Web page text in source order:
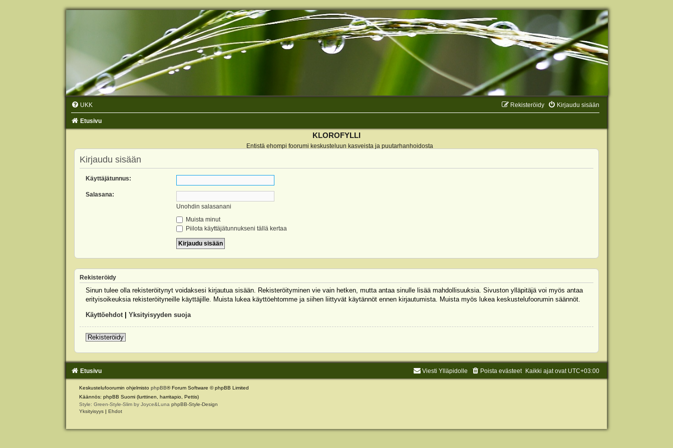
UKK Kirjaudu sisään
Rekisteröidy
Etusivu
KLOROFYLLI
Entistä ehompi foorumi keskusteluun kasveista ja puutarhanhoidosta
Kirjaudu sisään
Käyttäjätunnus:
Salasana:
Unohdin salasanani
Muista minut
Piilota käyttäjätunnukseni tällä kertaa
Rekisteröidy
Sinun tulee olla rekisteröitynyt voidaksesi kirjautua sisään. Rekisteröityminen vie vain hetken, mutta antaa sinulle lisää mahdollisuuksia. Sivuston ylläpitäjä voi myös antaa
erityisoikeuksia rekisteröityneille käyttäjille. Muista lukea käyttöehtomme ja siihen liittyvät käytännöt ennen kirjautumista. Muista myös lukea keskustelufoorumin säännöt.
Käyttöehdot| Yksityisyyden suoja
Rekisteröidy
Etusivu Kaikki ajat ovat UTC+03:00
Poista evästeet
Viesti Ylläpidolle
Keskustelufoorumin ohjelmisto phpBB® Forum Software © phpBB Limited
Käännös: phpBB Suomi (lurttinen, harritapio, Pettis)
Style: Green-Style-Slim by Joyce&Luna phpBB-Style-Design
Yksityisyys | Ehdot